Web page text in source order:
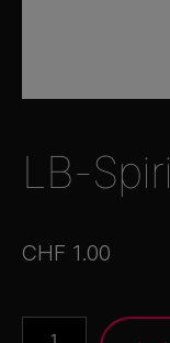
LB-
CHF 1.00